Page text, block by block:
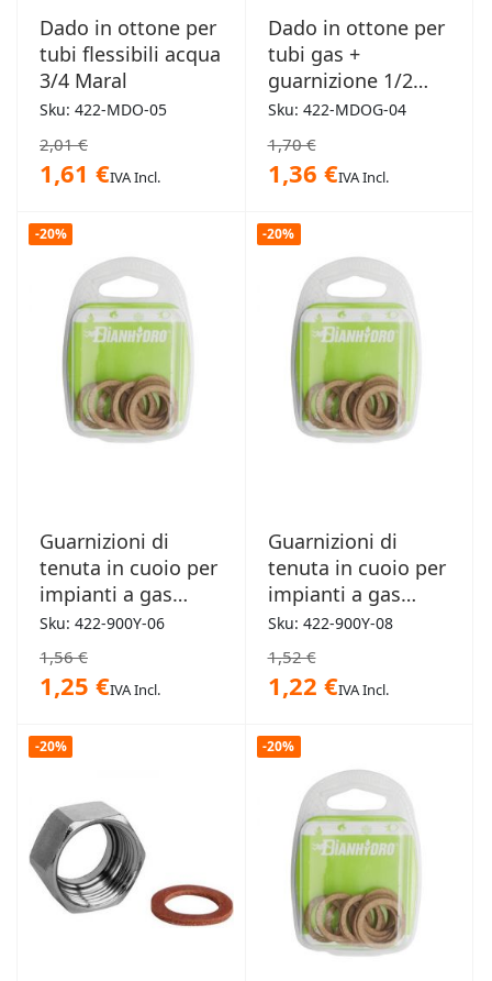
Dado in ottone per
tubi flessibili acqua
3/4 Maral
Sku: 422-MDO-05
2,01 €
1,61 €IVA Incl.
Dado in ottone per
tubi gas +
guarnizione 1/2
Maral
Sku: 422-MDOG-04
1,70 €
1,36 €IVA Incl.
-20%
Guarnizioni di
tenuta in cuoio per
impianti a gas
blister 10pz
Sku: 422-900Y-06
1,56 €
1,25 €IVA Incl.
-20%
Guarnizioni di
tenuta in cuoio per
impianti a gas
blister 5pz
44,5x36x2mm x
1"1/2
Sku: 422-900Y-08
1,52 €
1,22 €IVA Incl.
-20% -20%